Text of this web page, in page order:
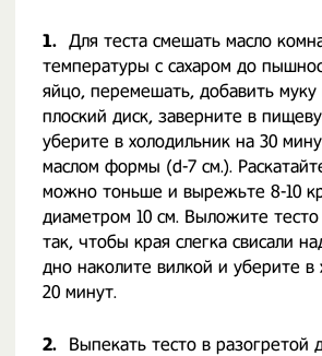
1. Для теста смешать масло
температуры с сахаром до
яйцо, перемешать, добавить
плоский диск, заверните в
уберите в холодильник на 30
маслом формы (d-7 см.).
можно тоньше и вырежьте 8-10
диаметром 10 см. Выложите
так, чтобы края слегка свисали
дно наколите вилкой и уберите в
20 минут.
2.
Выпекать тесто в разогретой